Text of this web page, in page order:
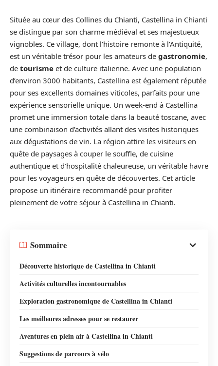
Située au cœur des Collines du Chianti, Castellina in Chianti
se distingue par son charme médiéval et ses majestueux
vignobles. Ce village, dont l’histoire remonte à l’Antiquité,
est un véritable trésor pour les amateurs de gastronomie,
de tourisme et de culture italienne. Avec une population
d’environ 3000 habitants, Castellina est également réputée
pour ses excellents domaines viticoles, parfaits pour une
expérience sensorielle unique. Un week-end à Castellina
promet une immersion totale dans la beauté toscane, avec
une combinaison d’activités allant des visites historiques
aux dégustations de vin. La région attire les visiteurs en
quête de paysages à couper le souffle, de cuisine
authentique et d’hospitalité chaleureuse, un véritable havre
pour les voyageurs en quête de découvertes. Cet article
propose un itinéraire recommandé pour profiter
pleinement de votre séjour à Castellina in Chianti.
Sommaire
Découverte historique de Castellina in Chianti
Activités culturelles incontournables
Exploration gastronomique de Castellina in Chianti
Les meilleures adresses pour se restaurer
Aventures en plein air à Castellina in Chianti
Suggestions de parcours à vélo